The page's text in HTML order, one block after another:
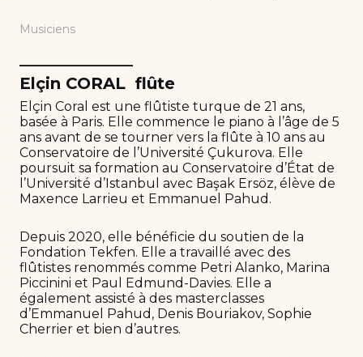
Musiciens
Elçin CORAL flûte
Elçin Coral est une flûtiste turque de 21 ans,
basée à Paris. Elle commence le piano à l’âge de 5
ans avant de se tourner vers la flûte à 10 ans au
Conservatoire de l’Université Çukurova. Elle
poursuit sa formation au Conservatoire d’État de
l’Université d’Istanbul avec Başak Ersöz, élève de
Maxence Larrieu et Emmanuel Pahud.
Depuis 2020, elle bénéficie du soutien de la
Fondation Tekfen. Elle a travaillé avec des
flûtistes renommés comme Petri Alanko, Marina
Piccinini et Paul Edmund-Davies. Elle a
également assisté à des masterclasses
d’Emmanuel Pahud, Denis Bouriakov, Sophie
Cherrier et bien d’autres.